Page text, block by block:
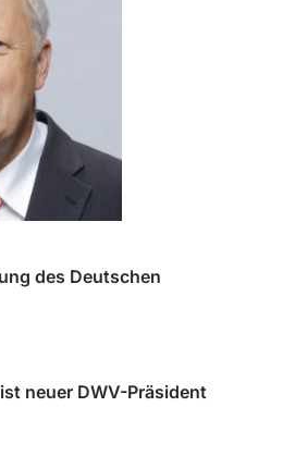
des Deutschen
neuer DWV-Präsident